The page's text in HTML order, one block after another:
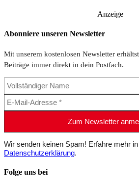
Anzeige
Abonniere unseren Newsletter
Mit unserem kostenlosen Newsletter
Beiträge immer direkt in dein Postfach.
Wir senden keinen Spam! Erfahre mehr
Datenschutzerklärung.
Folge uns bei